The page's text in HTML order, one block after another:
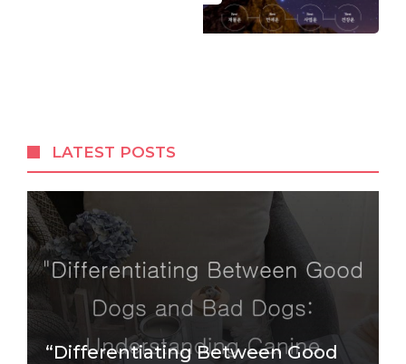
LATEST POSTS
“Differentiating Between Good